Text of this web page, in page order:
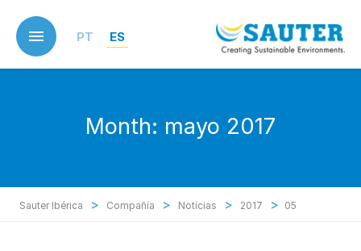
main
content
PT ES
Month: mayo 2017
Sauter Ibérica > Compañía > Notícias > 2017 > 05